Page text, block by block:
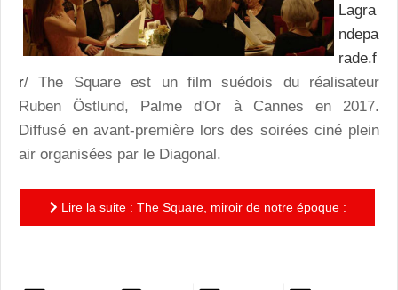
Lagra
ndepa
rade.f
r/ The Square est un film suédois du réalisateur
Ruben Östlund, Palme d'Or à Cannes en 2017.
Diffusé en avant-première lors des soirées ciné plein
air organisées par le Diagonal.
Lire la suite : The Square, miroir de notre époque :